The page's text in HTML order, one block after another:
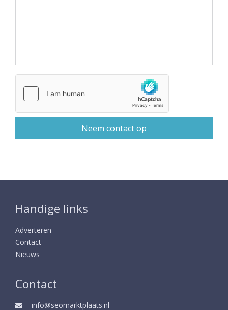
Handige links
Adverteren
Contact
Nieuws
Contact
info@seomarktplaats.nl